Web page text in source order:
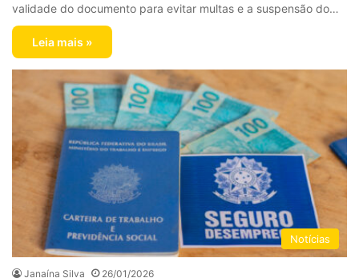
validade do documento para evitar multas e a suspensão do…
Leia mais »
Notícias
Janaína Silva 26/01/2026